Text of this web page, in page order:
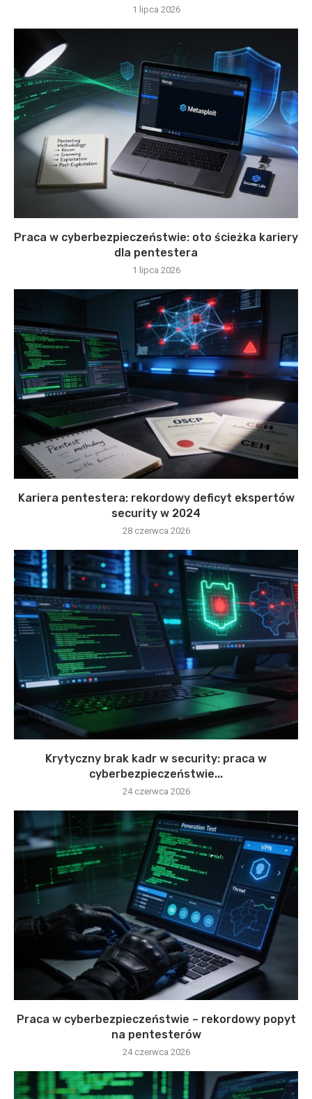
1 lipca 2026
Praca w cyberbezpieczeństwie: oto ścieżka kariery
dla pentestera
1 lipca 2026
Kariera pentestera: rekordowy deficyt ekspertów
security w 2024
28 czerwca 2026
Krytyczny brak kadr w security: praca w
cyberbezpieczeństwie...
24 czerwca 2026
Praca w cyberbezpieczeństwie – rekordowy popyt
na pentesterów
24 czerwca 2026